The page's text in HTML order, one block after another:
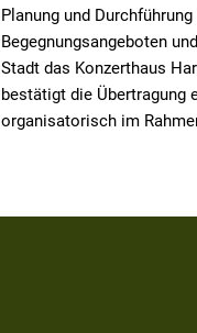
Planung und
Begegnungsangeboten
Stadt das Konzerthaus
bestätigt die Übertragung
organisatorisch im